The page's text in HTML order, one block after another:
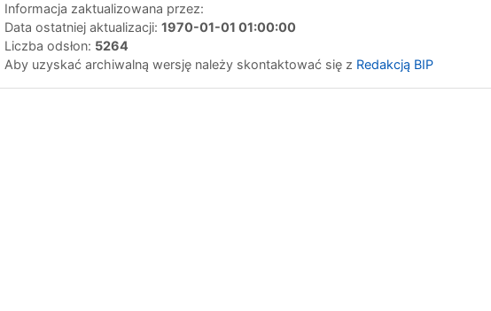
Informacja zaktualizowana przez:
Data ostatniej aktualizacji: 1970-01-01 01:00:00
Liczba odsłon: 5264
Aby uzyskać archiwalną wersję należy skontaktować się z Redakcją BIP